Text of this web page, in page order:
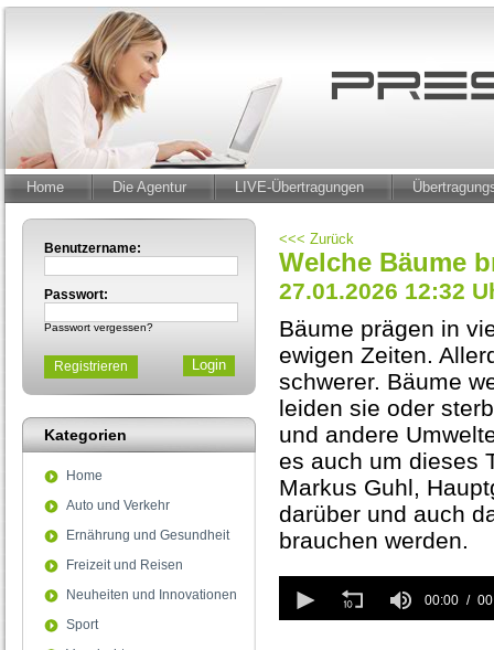
Home Die Agentur LIVE-Übertragungen
Benutzername:
Passwort:
Passwort vergessen?
Registrieren
Kategorien
Home
Auto und Verkehr
Ernährung und Gesundheit
Freizeit und Reisen
Neuheiten und Innovationen
Sport
<<< Zurück
Welche Bäume
27.01.2026 12:32
Bäume prägen in
ewigen Zeiten.
schwerer. Bäume
leiden sie oder
und andere
es auch um dieses
Markus Guhl,
darüber und auch
brauchen werden.
seconds
of
00:00